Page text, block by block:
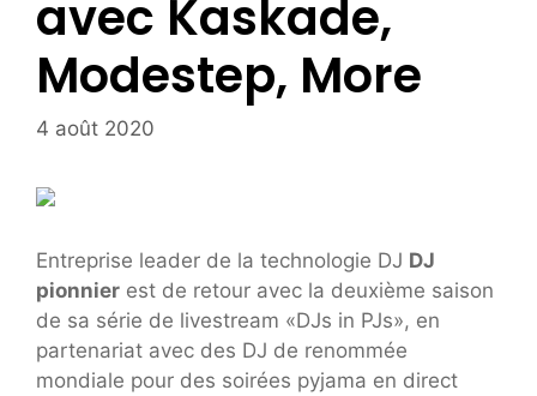
avec Kaskade,
Modestep, More
4 août 2020
Entreprise leader de la technologie DJ DJ
pionnier est de retour avec la deuxième saison
de sa série de livestream «DJs in PJs», en
partenariat avec des DJ de renommée
mondiale pour des soirées pyjama en direct